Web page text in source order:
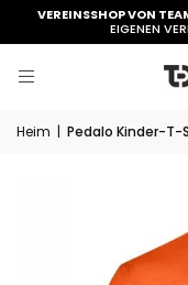
VEREINSSHOP VON
EIGENEN
Heim | Pedalo Kinder-T-